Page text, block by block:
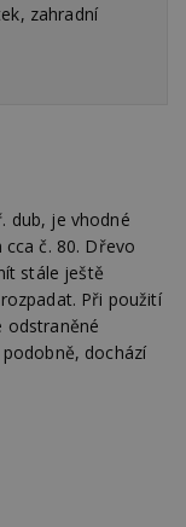
zahradní
dub, je vhodné
č. 80. Dřevo
stále ještě
Při použití
odstraněné
dochází